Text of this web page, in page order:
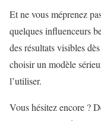
Et ne vous méprenez
quelques influenceurs
des résultats visibles
choisir un modèle
l’utiliser.
Vous hésitez encore ?